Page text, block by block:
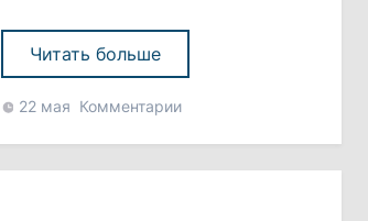
комментарии Дорина Мокану
Дорин МОКАНУ, RTA: Указ Путина
об упрощенном получении
гражданства России для всех
Читать больше
22 мая Комментарии